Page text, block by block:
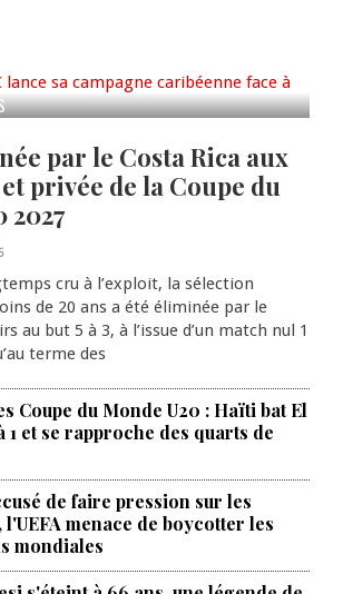
AC lance sa campagne
par le Costa Rica aux
privée de la Coupe du
2027
cru à l’exploit, la sélection
de 20 ans a été éliminée par le
au but 5 à 3, à l’issue d’un match nul 1
terme des
Coupe du Monde U20 : Haïti bat El
1 et se rapproche des quarts de
de faire pression sur les
menace de boycotter les
mondiales